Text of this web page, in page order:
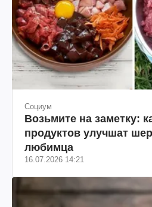
Социум
Возьмите на заметку:
продуктов улучшат
любимца
16.07.2026 14:21